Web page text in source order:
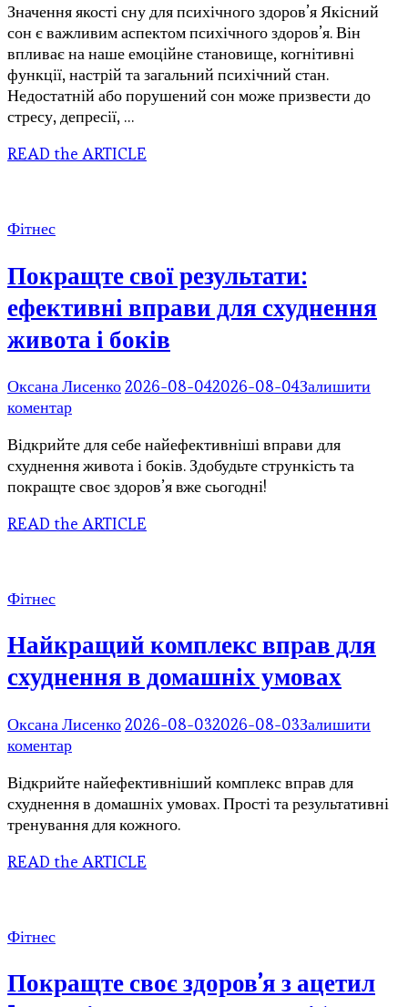
покращити
сон
для
псих
Значення якості сну для психічного здоров’я Якісний
сон є важливим аспектом психічного здоров’я. Він
впливає на наше емоційне становище, когнітивні
функції, настрій та загальний психічний стан.
Недостатній або порушений сон може призвести до
стресу, депресії, …
READ the ARTICLE
Фітнес
Покращте свої результати:
ефективні вправи для схуднення
живота і боків
Оксана Лисенко2026-08-042026-08-04Залишити
коментардо
свої
результати:
ефективні
для
Відкрийте для себе найефективніші вправи для
схуднення живота і боків. Здобудьте стрункість та
покращте своє здоров’я вже сьогодні!
READ the ARTICLE
Фітнес
Найкращий комплекс вправ для
схуднення в домашніх умовах
Оксана Лисенко2026-08-032026-08-03Залишити
коментардо
комплекс
вправ
для
в
Відкрийте найефективніший комплекс вправ для
схуднення в домашніх умовах. Прості та результативні
тренування для кожного.
READ the ARTICLE
Фітнес
Покращте своє здоров’я з ацетил